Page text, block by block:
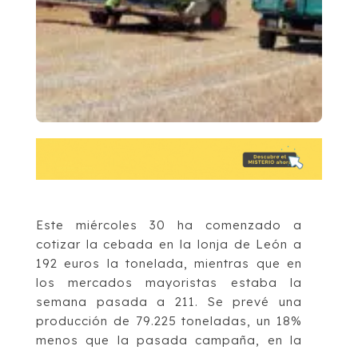
Este miércoles 30 ha comenzado a
cotizar la cebada en la lonja de León a
192 euros la tonelada, mientras que en
los mercados mayoristas estaba la
semana pasada a 211. Se prevé una
producción de 79.225 toneladas, un 18%
menos que la pasada campaña, en la